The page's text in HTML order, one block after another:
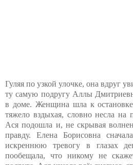
Гуляя по узкой улочке, она вдруг
ту самую подругу Аллы
в доме. Женщина шла к
тяжело вздыхая, словно несла на
Ася подошла и, не скрывая
правду. Елена Борисовна
искреннюю тревогу в глазах
пообещала, что никому не